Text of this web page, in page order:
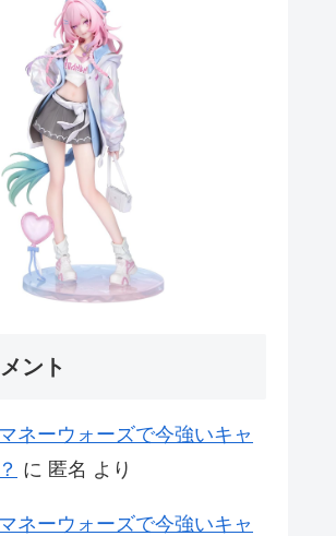
ント
ネーウォーズで今強いキャ
に 匿名 より
ネーウォーズで今強いキャ